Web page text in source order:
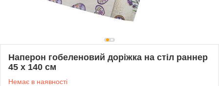
Наперон гобеленовий доріжка на стіл раннер
45 х 140 см
Немає в наявності